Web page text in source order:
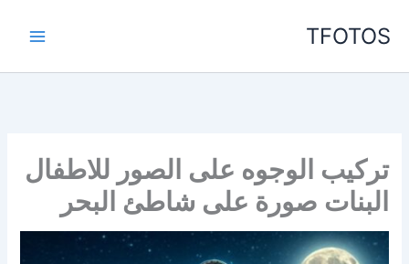
TFOTOS
تركيب الوجوه على الصور للاطفال
البنات صورة على شاطئ البحر